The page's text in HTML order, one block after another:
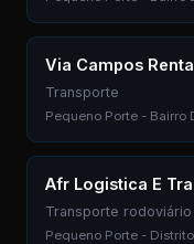
Via Campos
Transporte
Pequeno Porte - Bairro
Afr Logistica E
Transporte rodoviário
Pequeno Porte -